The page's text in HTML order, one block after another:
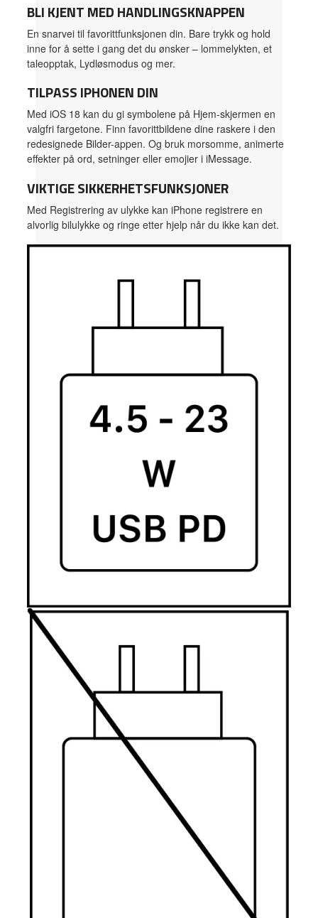
BLI KJENT MED HANDLINGSKNAPPEN
En snarvei til favorittfunksjonen din. Bare trykk og hold
inne for å sette i gang det du ønsker – lommelykten, et
taleopptak, Lydløsmodus og mer.
TILPASS IPHONEN DIN
Med iOS 18 kan du gi symbolene på Hjem-skjermen en
valgfri fargetone. Finn favorittbildene dine raskere i den
redesignede Bilder-appen. Og bruk morsomme, animerte
effekter på ord, setninger eller emojier i iMessage.
VIKTIGE SIKKERHETSFUNKSJONER
Med Registrering av ulykke kan iPhone registrere en
alvorlig bilulykke og ringe etter hjelp når du ikke kan det.